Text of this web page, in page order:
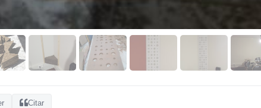
Citar